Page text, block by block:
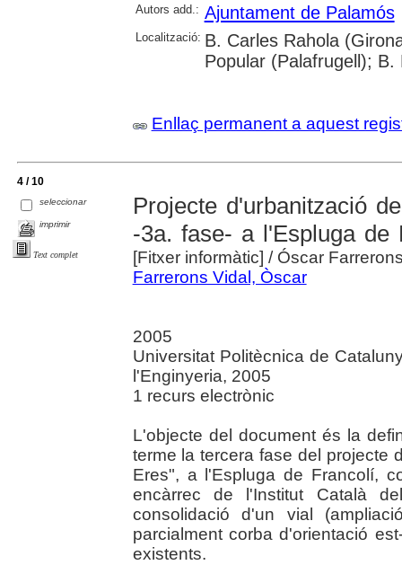
Autors add.: Ajuntament de Palamós
Localització: B. Carles Rahola
Popular (Palafrugell);
Enllaç permanent a aquest
4 / 10
seleccionar
imprimir
Text complet
Projecte d'urbanització
-3a. fase- a l'Espluga de
[Fitxer informàtic] / Óscar
Farrerons Vidal, Òscar
2005
Universitat Politècnica de
l'Enginyeria, 2005
1 recurs electrònic
L'objecte del document és la
terme la tercera fase del projecte
Eres", a l'Espluga de Francolí,
encàrrec de l'Institut Català
consolidació d'un vial
parcialment corba d'orientació
existents.